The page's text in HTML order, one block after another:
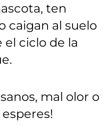
ten
caigan al suelo
el ciclo de la
mal olor o